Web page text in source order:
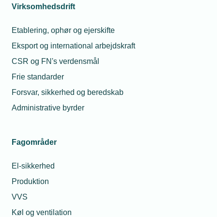
Virksomhedsdrift
Etablering, ophør og ejerskifte
Eksport og international arbejdskraft
CSR og FN's verdensmål
Frie standarder
Forsvar, sikkerhed og beredskab
Administrative byrder
Fagområder
El-sikkerhed
Produktion
VVS
Køl og ventilation
Assens kommune erfaringer med solceller. TBC
Kl. 13.00
Kaffe, kage og netværk
Kl. 13.20
bygningssolceller. TBC
v/ Karsten Feddersen. Chefkonsulent. Energinet.
Kl. 14.15
Afrunding og tak for i dag
TEKNIQ og Birgitte Eskildsen, Dansk